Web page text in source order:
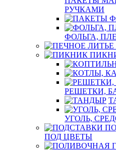
РУЧКАМИ
ФОЛЬГА,
РЕШЕТКИ,
УГОЛЬ,
ПОД ЦВЕТЫ